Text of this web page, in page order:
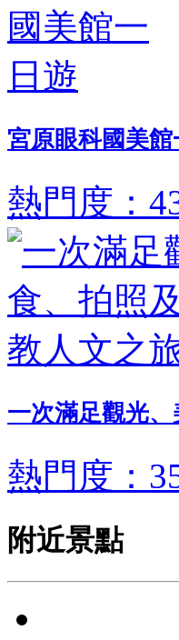
宮原眼科國美
熱門度：
一次滿足觀光
熱門度：
附近景點